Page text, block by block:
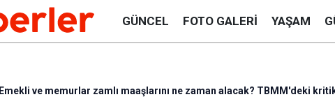
GÜNCEL FOTO GALERI YAŞAM
Emekli ve memurlar zamlı maaşlarını ne zaman alacak? TBMM'deki